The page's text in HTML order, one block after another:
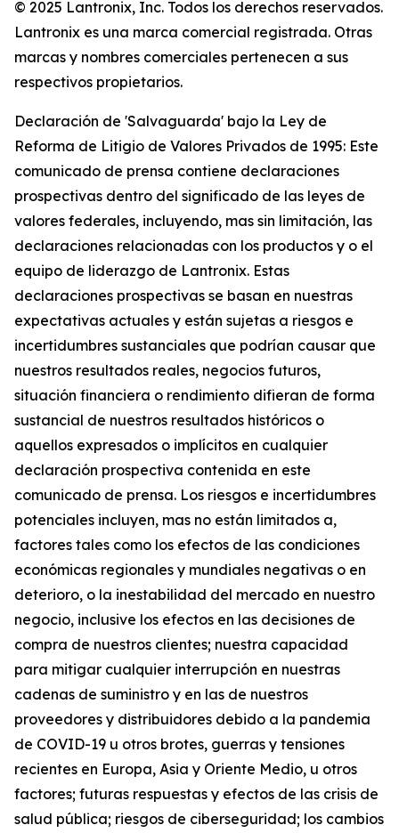
© 2025 Lantronix, Inc. Todos los derechos reservados.
Lantronix es una marca comercial registrada. Otras
marcas y nombres comerciales pertenecen a sus
respectivos propietarios.
Declaración de 'Salvaguarda' bajo la Ley de
Reforma de Litigio de Valores Privados de 1995: Este
comunicado de prensa contiene declaraciones
prospectivas dentro del significado de las leyes de
valores federales, incluyendo, mas sin limitación, las
declaraciones relacionadas con los productos y o el
equipo de liderazgo de Lantronix. Estas
declaraciones prospectivas se basan en nuestras
expectativas actuales y están sujetas a riesgos e
incertidumbres sustanciales que podrían causar que
nuestros resultados reales, negocios futuros,
situación financiera o rendimiento difieran de forma
sustancial de nuestros resultados históricos o
aquellos expresados o implícitos en cualquier
declaración prospectiva contenida en este
comunicado de prensa. Los riesgos e incertidumbres
potenciales incluyen, mas no están limitados a,
factores tales como los efectos de las condiciones
económicas regionales y mundiales negativas o en
deterioro, o la inestabilidad del mercado en nuestro
negocio, inclusive los efectos en las decisiones de
compra de nuestros clientes; nuestra capacidad
para mitigar cualquier interrupción en nuestras
cadenas de suministro y en las de nuestros
proveedores y distribuidores debido a la pandemia
de COVID-19 u otros brotes, guerras y tensiones
recientes en Europa, Asia y Oriente Medio, u otros
factores; futuras respuestas y efectos de las crisis de
salud pública; riesgos de ciberseguridad; los cambios